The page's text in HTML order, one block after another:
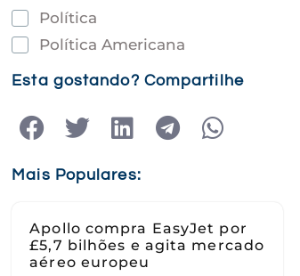
Política
Política Americana
Saúde
Tecnologia
Viagens
Esta gostando? Compartilhe
Mais Populares:
Apollo compra EasyJet por
£5,7 bilhões e agita mercado
aéreo europeu